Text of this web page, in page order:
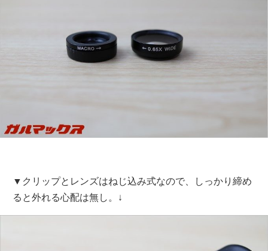
▼クリップとレンズはねじ込み式なので、しっかり締め
ると外れる心配は無し。↓